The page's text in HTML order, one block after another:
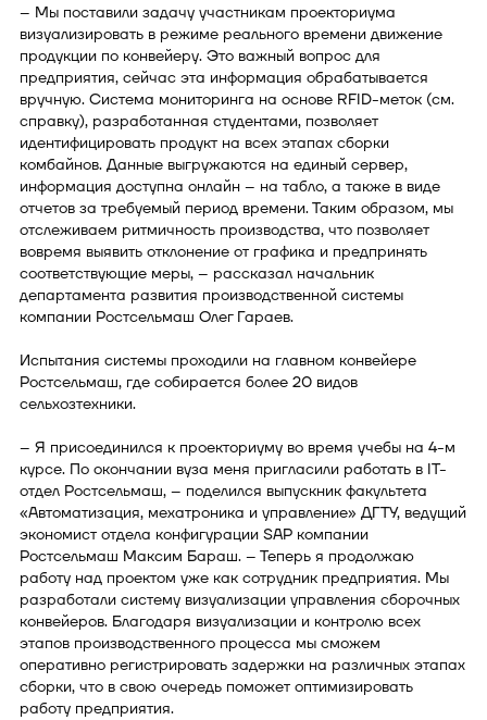
– Мы поставили задачу участникам проекториума
визуализировать в режиме реального времени движение
продукции по конвейеру. Это важный вопрос для
предприятия, сейчас эта информация обрабатывается
вручную. Система мониторинга на основе RFID-меток (см.
справку), разработанная студентами, позволяет
идентифицировать продукт на всех этапах сборки
комбайнов. Данные выгружаются на единый сервер,
информация доступна онлайн – на табло, а также в виде
отчетов за требуемый период времени. Таким образом, мы
отслеживаем ритмичность производства, что позволяет
вовремя выявить отклонение от графика и предпринять
соответствующие меры, – рассказал начальник
департамента развития производственной системы
компании Ростсельмаш Олег Гараев.
Испытания системы проходили на главном конвейере
Ростсельмаш, где собирается более 20 видов
сельхозтехники.
– Я присоединился к проекториуму во время учебы на 4-м
курсе. По окончании вуза меня пригласили работать в IT-
отдел Ростсельмаш, – поделился выпускник факультета
«Автоматизация, мехатроника и управление» ДГТУ, ведущий
экономист отдела конфигурации SAP компании
Ростсельмаш Максим Бараш. – Теперь я продолжаю
работу над проектом уже как сотрудник предприятия. Мы
разработали систему визуализации управления сборочных
конвейеров. Благодаря визуализации и контролю всех
этапов производственного процесса мы сможем
оперативно регистрировать задержки на различных этапах
сборки, что в свою очередь поможет оптимизировать
работу предприятия.